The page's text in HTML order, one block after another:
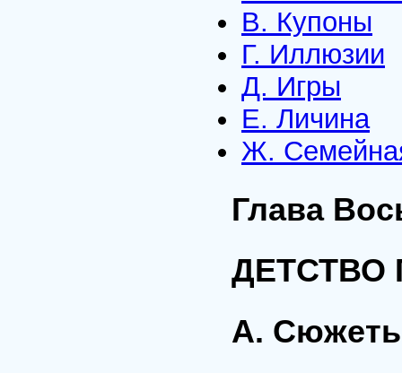
В. Купоны
Г. Иллюзии
Д. Игры
Е. Личина
Ж.
Глава
ДЕТСТВО
А.